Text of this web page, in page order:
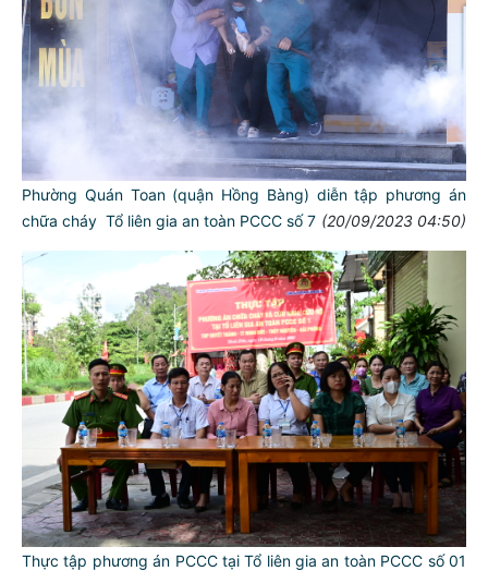
Phường Quán Toan (quận Hồng Bàng) diễn tập phương án
chữa cháy Tổ liên gia an toàn PCCC số 7 (20/09/2023 04:50)
Thực tập phương án PCCC tại Tổ liên gia an toàn PCCC số 01